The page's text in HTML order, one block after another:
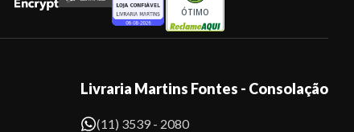
ÓTIMO
Livraria Martins Fontes - Consolação
(11) 3539 - 2080